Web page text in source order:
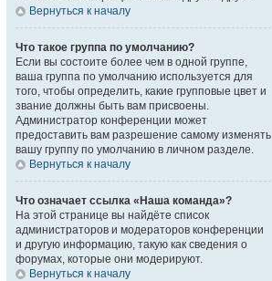
Вернуться к началу
Что такое группа по умолчанию?
Если вы состоите более чем в одной группе,
ваша группа по умолчанию используется для
того, чтобы определить, какие групповые цвет и
звание должны быть вам присвоены.
Администратор конференции может
предоставить вам разрешение самому изменять
вашу группу по умолчанию в личном разделе.
Вернуться к началу
Что означает ссылка «Наша команда»?
На этой странице вы найдёте список
администраторов и модераторов конференции
и другую информацию, такую как сведения о
форумах, которые они модерируют.
Вернуться к началу